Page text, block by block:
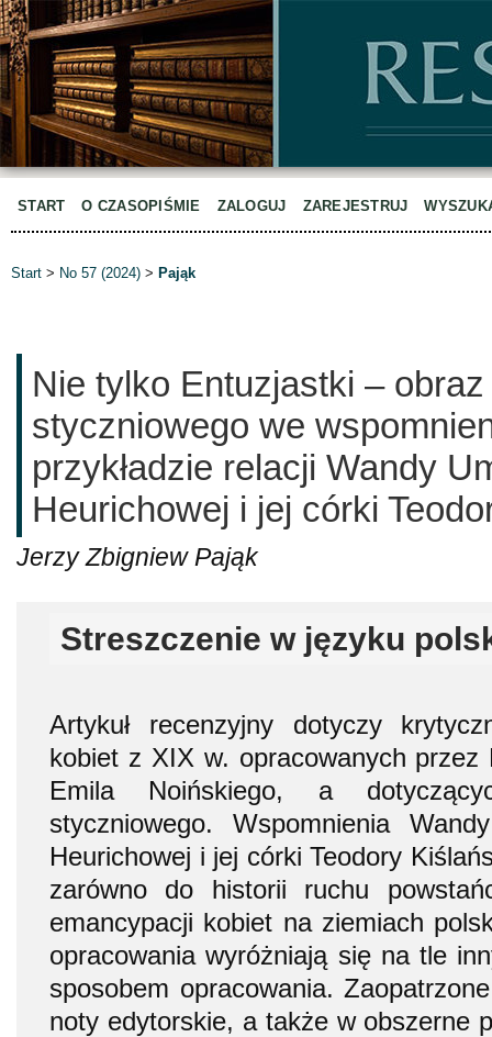
START O CZASOPIŚMIE ZALOGUJ ZAREJESTRUJ
Start > No 57 (2024) > Pająk
Nie tylko Entuzjastki –
styczniowego we
przykładzie relacji Wandy
Heurichowej i jej córki
Jerzy Zbigniew Pająk
Streszczenie w języku
Artykuł recenzyjny dotyczy
kobiet z XIX w. opracowanych przez
Emila Noińskiego, a
styczniowego. Wspomnienia
Heurichowej i jej córki Teodory
zarówno do historii ruchu
emancypacji kobiet na ziemiach
opracowania wyróżniają się na tle
sposobem opracowania.
noty edytorskie, a także w obszerne